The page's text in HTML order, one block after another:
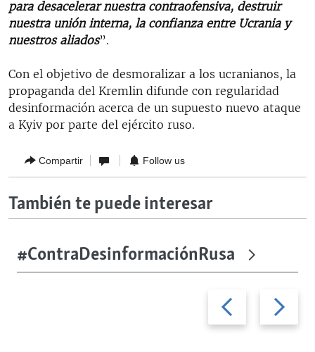
para desacelerar nuestra contraofensiva, destruir
nuestra unión interna, la confianza entre Ucrania y
nuestros aliados”.
Con el objetivo de desmoralizar a los ucranianos, la
propaganda del Kremlin difunde con regularidad
desinformación acerca de un supuesto nuevo ataque
a Kyiv por parte del ejército ruso.
Compartir Follow us
También te puede interesar
#ContraDesinformaciónRusa
Previous
slide
Next
slide